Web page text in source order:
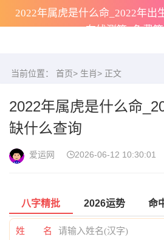
2022年属虎是什么命_2022年出
在线测算_免费
当前位置： 首页> 生肖> 正文
2022年属虎是什么命
缺什么查询
爱运网 2026-06-12 10:30:01
八字精批 2026运势 命
姓 名